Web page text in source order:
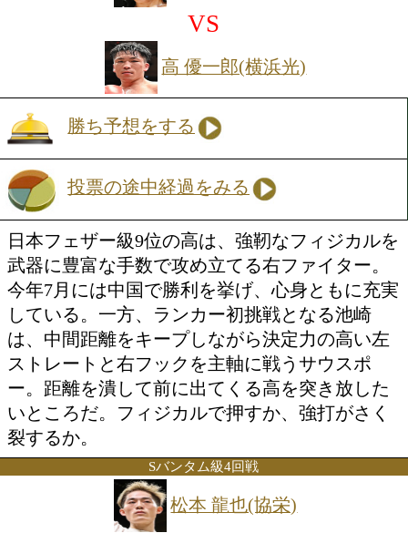
佐藤 剛(角海老宝石)
勝ち予想をする
投票の途中経過をみる
日本Sフライ級13位の森口が移籍初戦を
ジャブからワンツー、左ボディにつな
のバランスが良いボクサーで、スムー
のコントロールが持ち味だ。一方、ラ
返り咲きを狙う佐藤は、懐に飛び込ん
を活かした連打を得意とするサウスポ
衝突の展開になればスリリングな攻防